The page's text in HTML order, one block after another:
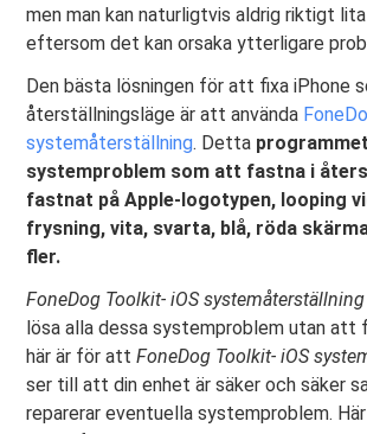
men man kan naturligtvis aldrig riktigt
eftersom det kan orsaka ytterligare
Den bästa lösningen för att fixa iPhone
återställningsläge är att använda
systemåterställning. Detta
systemproblem som att fastna i
fastnat på Apple-logotypen, looping
frysning, vita, svarta, blå, röda
fler.
FoneDog Toolkit- iOS systemåterställning
lösa alla dessa systemproblem utan att
här är för attFoneDog Toolkit- iOS
ser till att din enhet är säker och säker
reparerar eventuella systemproblem.